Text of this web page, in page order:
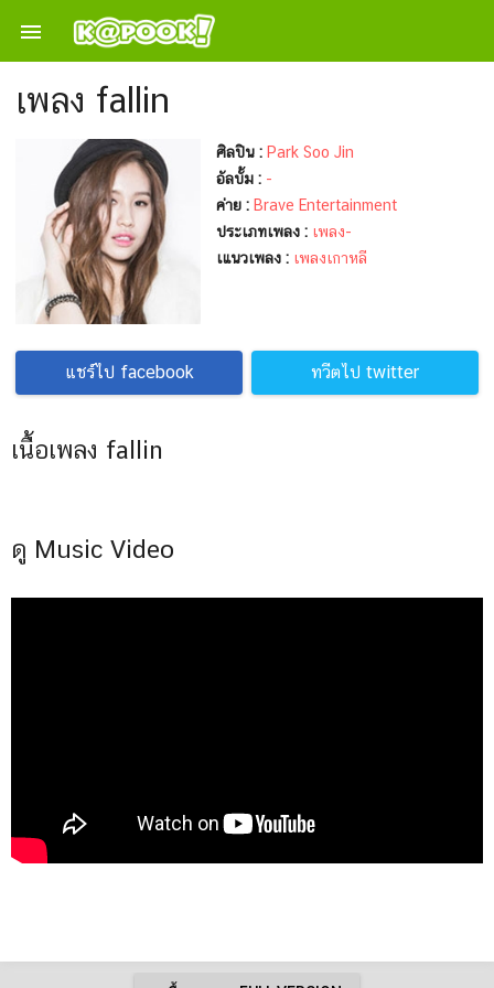

เพลง fallin
ศิลปิน : Park Soo Jin
อัลบั้ม : -
ค่าย : Brave Entertainment
ประเภทเพลง : เพลง-
เแนวเพลง : เพลงเกาหลี
แชร์ไป facebook ทวีตไป twitter
เนื้อเพลง fallin
ดู Music Video